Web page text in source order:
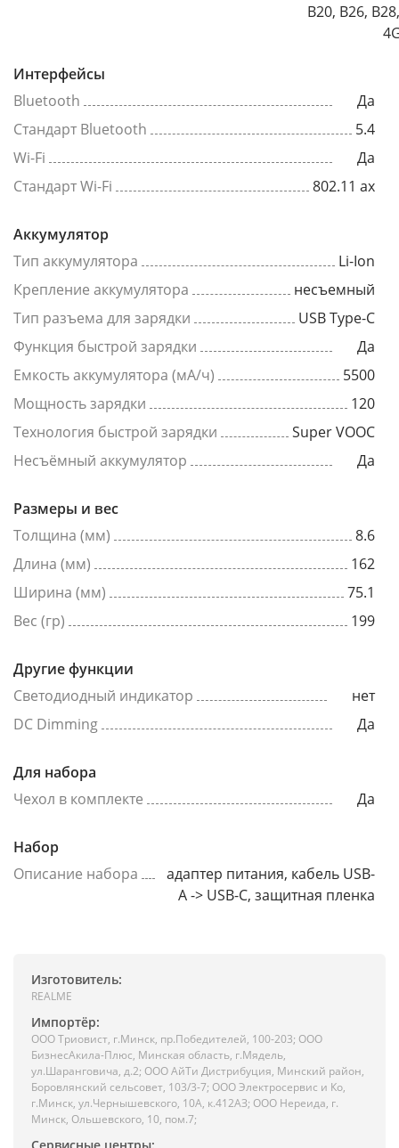
B20, B26,
Интерфейсы
Bluetooth
Да
Стандарт Bluetooth
5.4
Wi-Fi
Да
Стандарт Wi-Fi
802.11 ax
Аккумулятор
Тип аккумулятора
Li-Ion
Крепление аккумулятора
несъемный
Тип разъема для зарядки
USB Type-C
Функция быстрой зарядки
Да
Емкость аккумулятора (мА/ч)
5500
Мощность зарядки
120
Технология быстрой зарядки
Super VOOC
Несъёмный аккумулятор
Да
Размеры и вес
Толщина (мм)
8.6
Длина (мм)
162
Ширина (мм)
75.1
Вес (гр)
199
Другие функции
Светодиодный индикатор
нет
DC Dimming
Да
Для набора
Чехол в комплекте
Да
Набор
Описание набора
адаптер питания, кабель USB-
A -> USB-C, защитная пленка
Изготовитель:
REALME
Импортёр:
ООО Триовист, г.Минск, пр.Победителей, 100-203; ООО
БизнесАкила-Плюс, Минская область, г.Мядель,
ул.Шаранговича, д.2; ООО АйТи Дистрибуция, Минский район,
Боровлянский сельсовет, 103/3-7; ООО Электросервис и Ко,
г.Минск, ул.Чернышевского, 10А, к.412АЗ; ООО Нереида, г.
Минск, Ольшевского, 10, пом.7;